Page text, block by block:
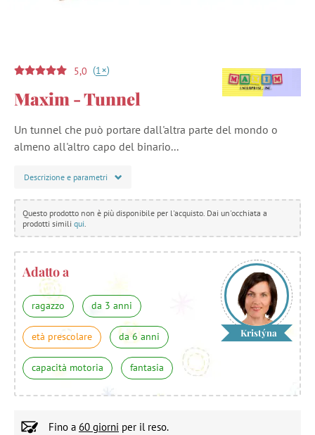
5,0 (1+)
Maxim - Tunnel
Un tunnel che può portare dall'altra parte del mondo o
almeno all'altro capo del binario...
Descrizione e parametri
Questo prodotto non è più disponibile per l'acquisto. Dai un'occhiata a
prodotti simili qui.
Adatto a
ragazzo da 3 anni
età prescolare da 6 anni
capacità motoria fantasia
Kristýna
Fino a 60 giorni per il reso.